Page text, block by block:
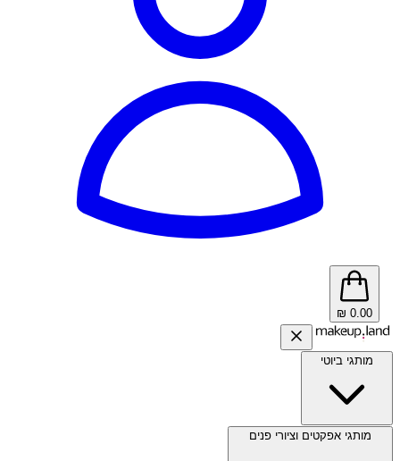
0.00
₪
מותגי ביוטי
מותגי אפקטים וציורי פנים